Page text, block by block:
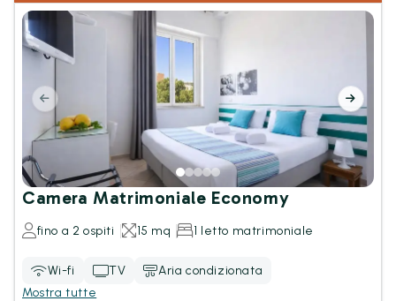
Camera Matrimoniale Economy
fino a 2 ospiti 15 mq 1 letto matrimoniale
Wi-fi TV
Aria condizionata
Mostra tutte